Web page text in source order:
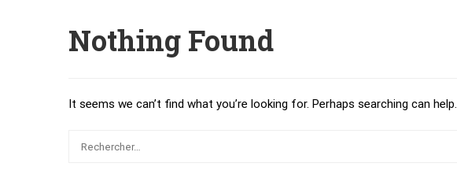
Nothing Found
It seems we can’t find what you’re looking for. Perhaps searching can help.